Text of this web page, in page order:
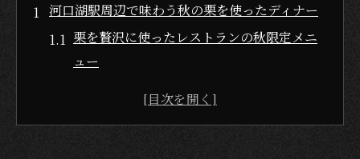
河口湖駅周辺で味わう秋の栗を使ったディナー
栗を贅沢に使ったレストランの秋限定メニ
ュー